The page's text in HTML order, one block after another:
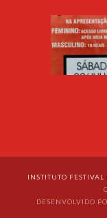
INSTITUTO
DESENVOLVIDO